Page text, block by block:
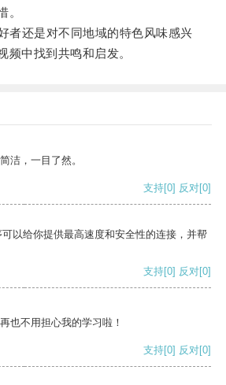
。
还是对不同地域的特色风味感兴
频中找到共鸣和启发。
洁，一目了然。
支持[0] 反对[0]
以给你提供最高速度和安全性的连接，并帮
支持[0] 反对[0]
也不用担心我的学习啦！
支持[0] 反对[0]